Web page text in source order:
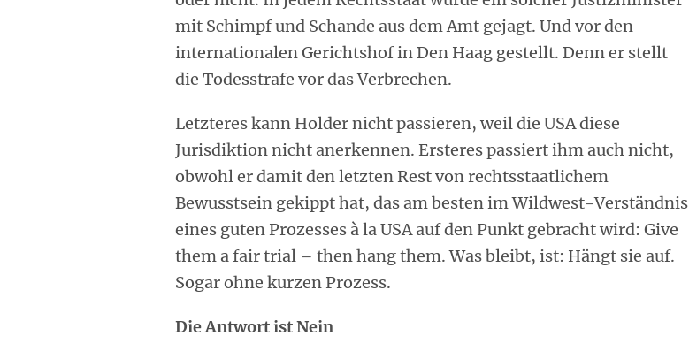
mit Schimpf und Schande aus dem Amt gejagt. Und vor den
internationalen Gerichtshof in Den Haag gestellt. Denn er stellt
die Todesstrafe vor das Verbrechen.
Letzteres kann Holder nicht passieren, weil die USA diese
Jurisdiktion nicht anerkennen. Ersteres passiert ihm auch nicht,
obwohl er damit den letzten Rest von rechtsstaatlichem
Bewusstsein gekippt hat, das am besten im Wildwest-Verständnis
eines guten Prozesses à la USA auf den Punkt gebracht wird: Give
them a fair trial – then hang them. Was bleibt, ist: Hängt sie auf.
Sogar ohne kurzen Prozess.
Die Antwort ist Nein